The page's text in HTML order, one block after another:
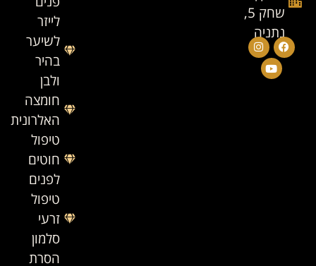
שחק 5,
נתניה
לייזר
לשיער
בהיר
ולבן
חומצה
האלרונית
טיפול
חוטים
לפנים
טיפול
זרעי
סלמון
הסרת